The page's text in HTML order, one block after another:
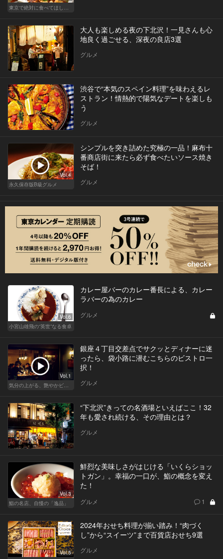
東京で絶対に食べてほしい麻婆豆腐！痺れる辛さがクセになる
大人も楽しめる夜の下北沢！一見さんも心
地良く過ごせる、深夜の良店3選
グルメ
渋谷で“本気のスペイン料理”を味わえるレ
ストラン！情熱的で陽気なデートを楽しも
う
グルメ
Vol.4
永久保存版B級グルメ
シンプルを突き詰めた究極の一品！麻布十
番商店街に来たら必ず食べたいソース焼き
そば！
グルメ
Vol.6
小宮山雄飛の“英世”なる食卓
カレー屋バーのカレー番長による、カレー
ラバーの為のカレー
グルメ
Vol.1
銀座４丁目交差点でサクッとディナーに迷
ったら、袋小路に潜むこちらのビストロ一
択！
グルメ
“下北沢”きっての名酒場といえばここ！32
年も愛され続ける、その理由とは？
グルメ
Vol.3
鮨の名店、自慢の「逸品」
鮮烈な美味しさがはじける「いくらショッ
トガン」。幸福の一口が、鮨の概念を変え
た！
グルメ 1
Vol.5
2024年おせち料理が揃い踏み！“肉づく
し”から“スイーツ”まで百貨店おせち9選
グルメ